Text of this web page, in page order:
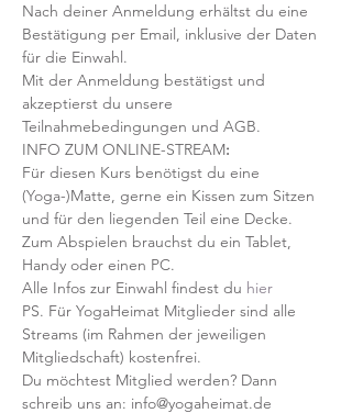
Nach deiner Anmeldung erhältst du eine
Bestätigung per Email, inklusive der Daten
für die Einwahl.
Mit der Anmeldung bestätigst und
akzeptierst du unsere
Teilnahmebedingungen und AGB.
INFO ZUM ONLINE-STREAM:
Für diesen Kurs benötigst du eine
(Yoga-)Matte, gerne ein Kissen zum Sitzen
und für den liegenden Teil eine Decke.
Zum Abspielen brauchst du ein Tablet,
Handy oder einen PC.
Alle Infos zur Einwahl findest du hier
PS. Für YogaHeimat Mitglieder sind alle
Streams (im Rahmen der jeweiligen
Mitgliedschaft) kostenfrei.
Du möchtest Mitglied werden? Dann
schreib uns an: info@yogaheimat.de